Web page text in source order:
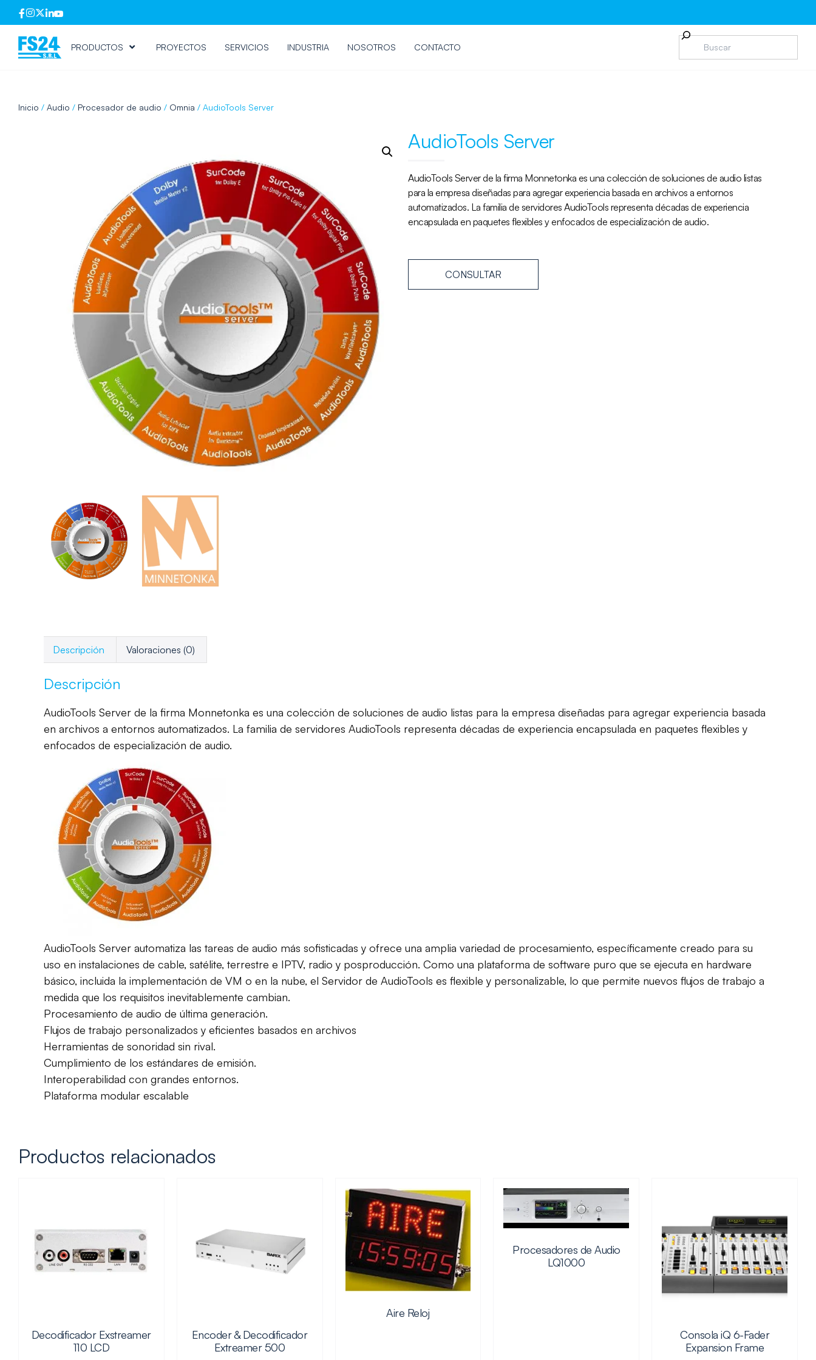
PRODUCTOS PROYECTOS SERVICIOS INDUSTRIA NOSOTROS CONTACTO
Inicio / Audio / Procesador de audio / Omnia / AudioTools Server
AudioTools Server
AudioTools Server de la firma Monnetonka es una colección de soluciones de audio listas
para la empresa diseñadas para agregar experiencia basada en archivos a entornos
automatizados. La familia de servidores AudioTools representa décadas de experiencia
encapsulada en paquetes flexibles y enfocados de especialización de audio.
CONSULTAR
Descripción Valoraciones (0)
Descripción
AudioTools Server de la firma Monnetonka es una colección de soluciones de audio listas para la empresa diseñadas para agregar experiencia basada
en archivos a entornos automatizados. La familia de servidores AudioTools representa décadas de experiencia encapsulada en paquetes flexibles y
enfocados de especialización de audio.
AudioTools Server automatiza las tareas de audio más sofisticadas y ofrece una amplia variedad de procesamiento, específicamente creado para su
uso en instalaciones de cable, satélite, terrestre e IPTV, radio y posproducción. Como una plataforma de software puro que se ejecuta en hardware
básico, incluida la implementación de VM o en la nube, el Servidor de AudioTools es flexible y personalizable, lo que permite nuevos flujos de trabajo a
medida que los requisitos inevitablemente cambian.
Procesamiento de audio de última generación.
Flujos de trabajo personalizados y eficientes basados en archivos
Herramientas de sonoridad sin rival.
Cumplimiento de los estándares de emisión.
Interoperabilidad con grandes entornos.
Plataforma modular escalable
Productos relacionados
Decodificador Exstreamer
110 LCD
Encoder & Decodificador
Extreamer 500
Aire Reloj
Procesadores de Audio
LQ1000
Consola iQ 6-Fader
Expansion Frame